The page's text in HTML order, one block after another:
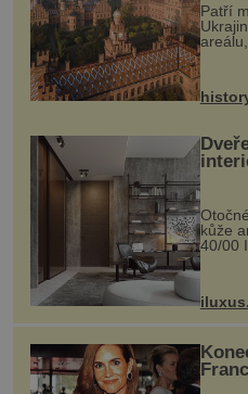
Patří
český
na
kůže
40/00
dnes